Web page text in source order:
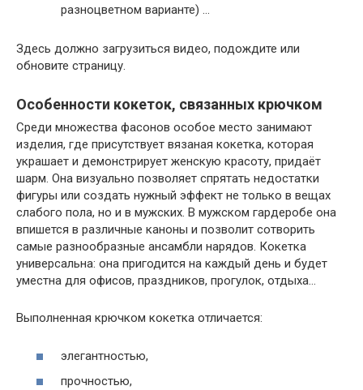
разноцветном варианте) …
Здесь должно загрузиться видео, подождите или
обновите страницу.
Особенности кокеток, связанных крючком
Среди множества фасонов особое место занимают
изделия, где присутствует вязаная кокетка, которая
украшает и демонстрирует женскую красоту, придаёт
шарм. Она визуально позволяет спрятать недостатки
фигуры или создать нужный эффект не только в вещах
слабого пола, но и в мужских. В мужском гардеробе она
впишется в различные каноны и позволит сотворить
самые разнообразные ансамбли нарядов. Кокетка
универсальна: она пригодится на каждый день и будет
уместна для офисов, праздников, прогулок, отдыха…
Выполненная крючком кокетка отличается:
элегантностью,
прочностью,